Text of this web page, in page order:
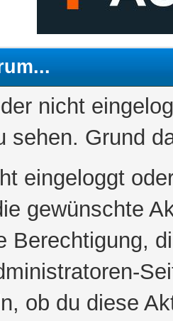
nicht
sehen. Grund
eingeloggt
gewünschte
Berechtigung,
ob du diese